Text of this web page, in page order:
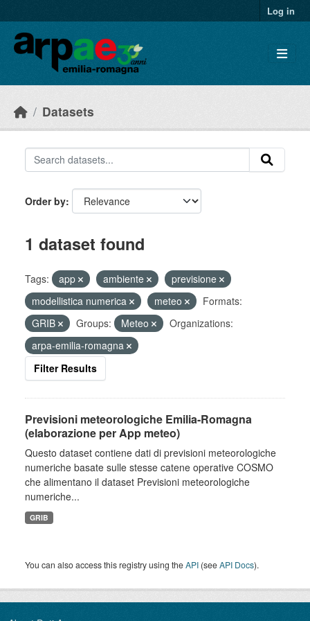
Log in
Datasets
Order by
1 dataset found
Tags: app ambiente
previsione
modellistica numerica
meteo
Formats:
GRIB
Groups: Meteo
Organizations:
arpa-emilia-romagna
Filter Results
Previsioni meteorologiche Emilia-Romagna
(elaborazione per App meteo)
Questo dataset contiene dati di previsioni meteorologiche
numeriche basate sulle stesse catene operative COSMO
che alimentano il dataset Previsioni meteorologiche
numeriche...
GRIB
You can also access this registry using theAPI (seeAPI Docs).